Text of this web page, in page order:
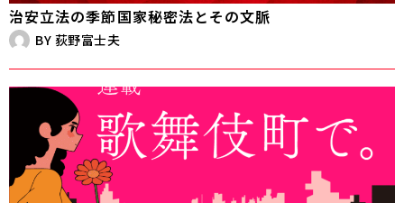
治安立法の季節――国家秘密法とその文脈
BY 荻野富士夫